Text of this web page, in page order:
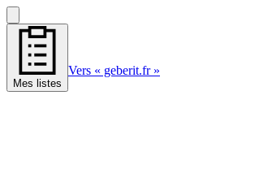
Mes listes
Vers « geberit.fr »